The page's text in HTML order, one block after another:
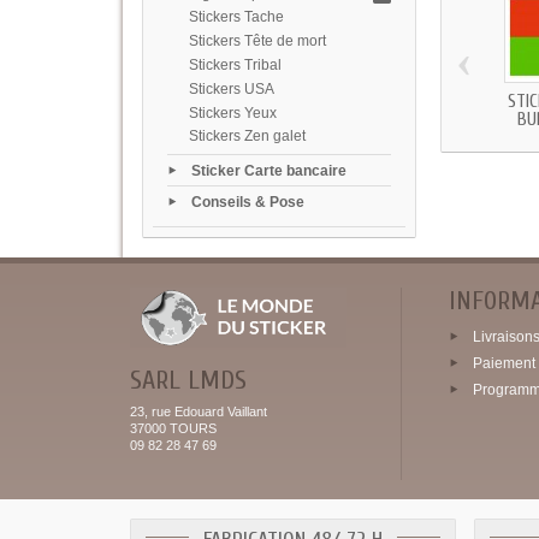
Stickers Tache
Stickers Tête de mort
Stickers Tribal
Stickers USA
Stickers Yeux
Stickers Zen galet
Sticker Carte bancaire
Conseils & Pose
‹
SARL LMDS
23, rue Edouard Vaillant
37000 TOURS
09 82 28 47 69